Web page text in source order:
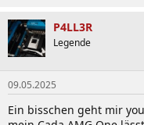
P4LL3R
Legende
09.05.2025
Ein bisschen geht mir